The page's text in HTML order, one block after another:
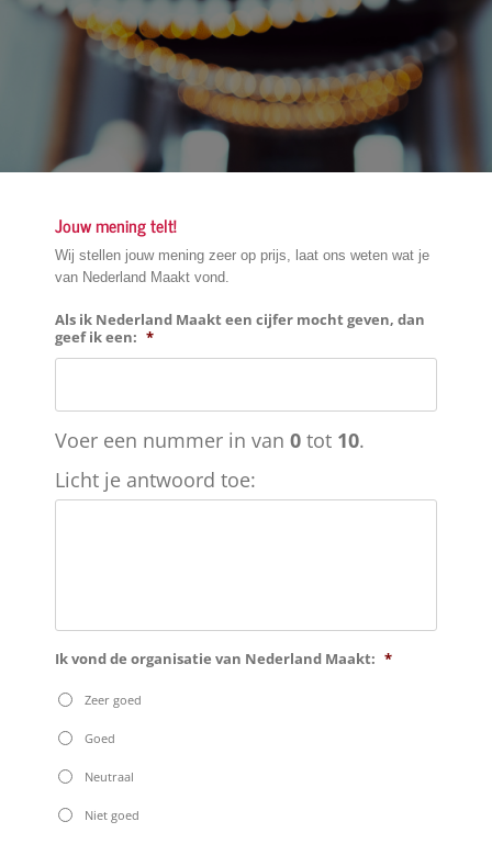
Jouw mening telt!
Wij stellen jouw mening zeer op prijs, laat ons weten wat je
van Nederland Maakt vond.
Als ik Nederland Maakt een cijfer mocht geven, dan
geef ik een: *
Voer een nummer in van 0 tot 10.
Licht
je
Licht je antwoord toe:
Ik vond de organisatie van Nederland Maakt: *
Zeer goed
Goed
Neutraal
Niet goed